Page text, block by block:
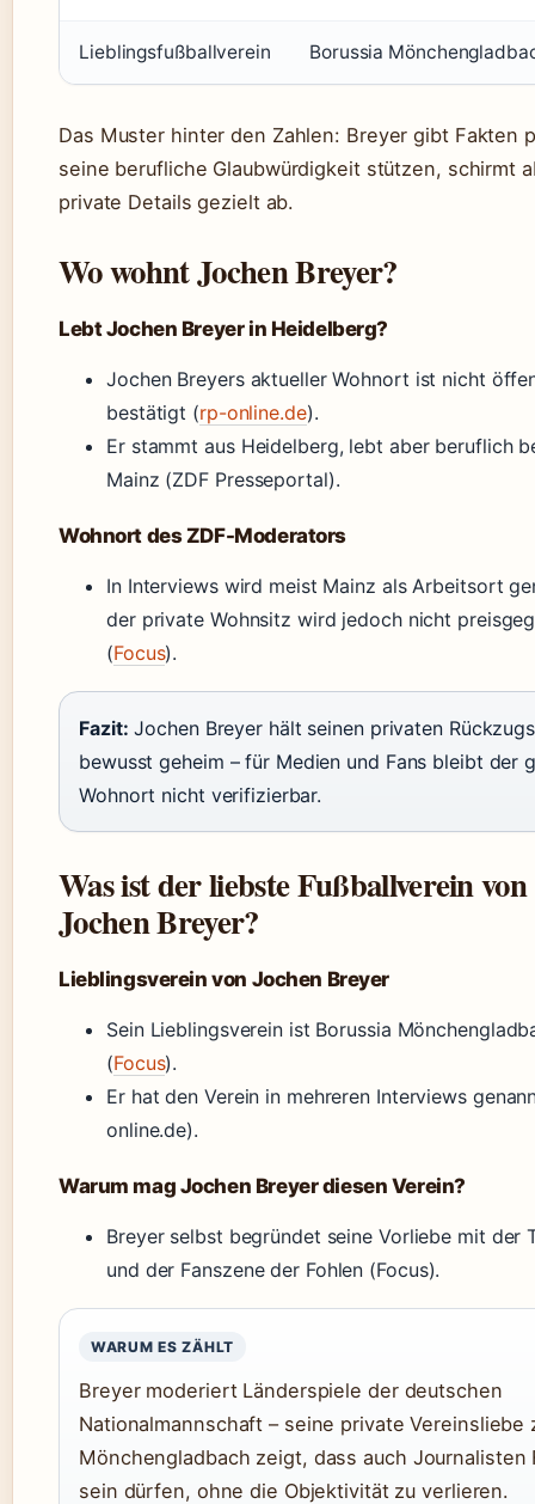
Lieblingsfußballverein Borussia
Das Muster hinter den Zahlen: Breyer gibt Fakten
seine berufliche Glaubwürdigkeit stützen, schirmt
private Details gezielt ab.
Wo wohnt Jochen Breyer?
Lebt Jochen Breyer in Heidelberg?
Jochen Breyers aktueller Wohnort ist nicht
bestätigt (rp-online.de).
Er stammt aus Heidelberg, lebt aber beruflich
Mainz (ZDF Presseportal).
Wohnort des ZDF-Moderators
In Interviews wird meist Mainz als Arbeitsort
der private Wohnsitz wird jedoch nicht
(Focus).
Fazit: Jochen Breyer hält seinen privaten
bewusst geheim – für Medien und Fans bleibt der
Wohnort nicht verifizierbar.
Was ist der liebste Fußballverein von
Jochen Breyer?
Lieblingsverein von Jochen Breyer
Sein Lieblingsverein ist Borussia
(Focus).
Er hat den Verein in mehreren Interviews
online.de).
Warum mag Jochen Breyer diesen Verein?
Breyer selbst begründet seine Vorliebe mit der
und der Fanszene der Fohlen (Focus).
WARUM ES ZÄHLT
Breyer moderiert Länderspiele der deutschen
Nationalmannschaft – seine private Vereinsliebe
Mönchengladbach zeigt, dass auch Journalisten
sein dürfen, ohne die Objektivität zu verlieren.